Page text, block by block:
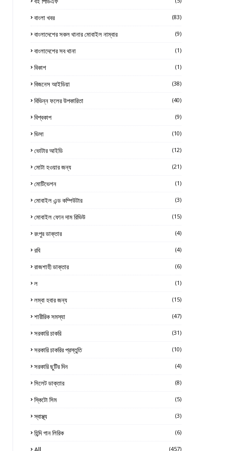
বাংলা খবর (83)
বাংলাদেশের সকল থানার মোবাইল নাম্বার (9)
বাংলাদেশের সব থানা (1)
বিকাশ (1)
বিজনেস আইডিয়া (38)
বিভিন্ন ফলের উপকারিতা (40)
বিশ্বকাপ (9)
ভিসা (10)
ভোটার আইডি (12)
মোটা হওয়ার জন্য (21)
মোটিভেশন (1)
মোবাইল এন্ড কম্পিউটার (3)
মোবাইল ফোন দাম রিভিউ (15)
রংপুর ডাক্তার (4)
রবি (4)
রাজশাহী ডাক্তার (6)
ল (1)
লম্বা হবার জন্য (15)
শারীরিক সমস্যা (47)
সরকারি চাকরি (31)
সরকারি চাকরির প্রস্তুতি (10)
সরকারি ছুটির দিন (4)
সিলেট ডাক্তার (8)
স্কিটো সিম (5)
স্বাস্থ্য (3)
হিন্দি গান লিরিক (6)
(457)